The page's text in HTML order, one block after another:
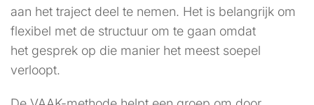
aan het traject deel te nemen. Het is belangrijk om
flexibel met de structuur om te gaan omdat
het gesprek op die manier het meest soepel
verloopt.